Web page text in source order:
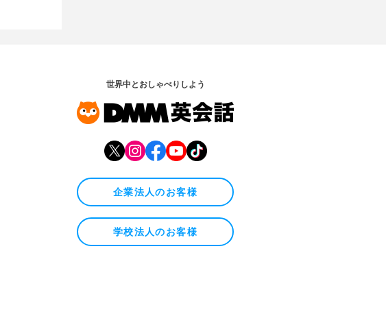
世界中とおしゃべりしよう
企業法人のお客様
学校法人のお客様